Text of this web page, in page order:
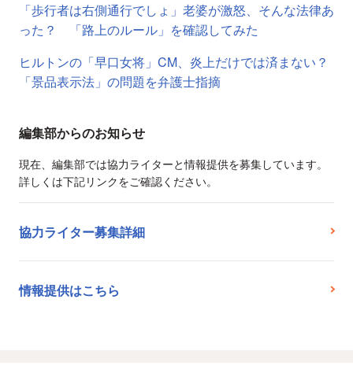
「歩行者は右側通行でしょ」老婆が激怒、そんな法律あ
った？ 「路上のルール」を確認してみた
ヒルトンの「早口女将」CM、炎上だけでは済まない？
「景品表示法」の問題を弁護士指摘
編集部からのお知らせ
現在、編集部では協力ライターと情報提供を募集しています。
詳しくは下記リンクをご確認ください。
協力ライター募集詳細
情報提供はこちら